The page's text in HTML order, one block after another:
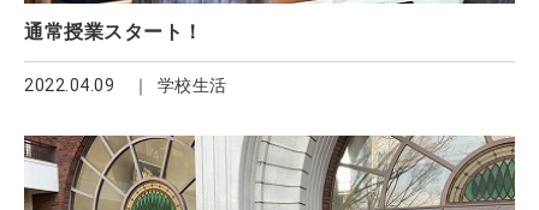
通常授業スタート！
2022.04.09 学校生活